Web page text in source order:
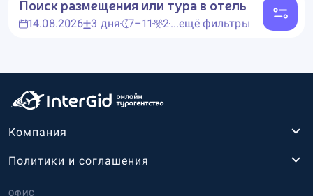
Поиск размещения или тура в отель
14.08.2026 3 дня 7–11 2...ещё фильтры
Компания
ОФИС
Политики и соглашения